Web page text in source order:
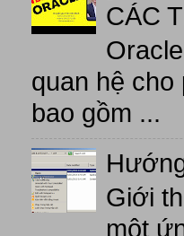
CÁC
quan hệ cho
bao gồm ...
Giới
một